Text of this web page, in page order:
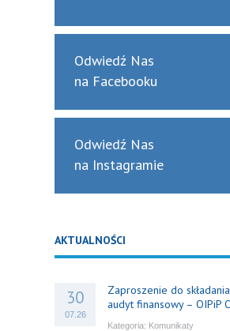
Odwiedź Nas
na Facebooku
Odwiedź Nas
na Instagramie
AKTUALNOŚCI
30
07.26
Zaproszenie do
audyt finansowy – OIPiP
Kategoria: Komunikaty